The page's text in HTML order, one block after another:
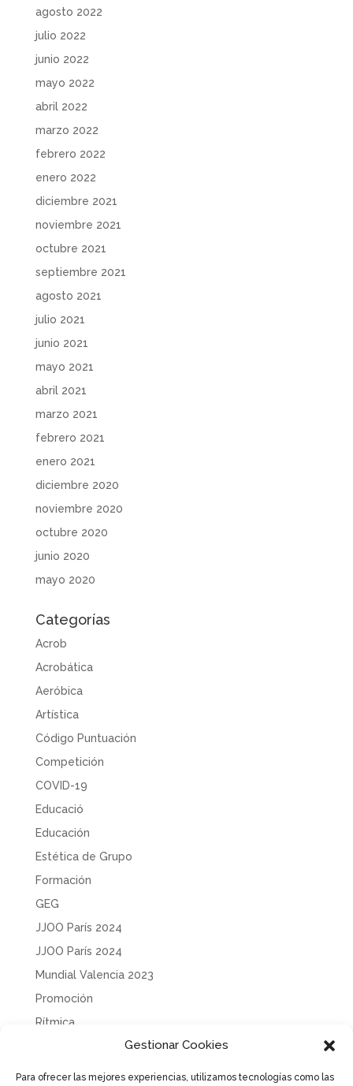
Gestionar Cookies
Para ofrecer las mejores experiencias, utilizamos tecnologías como las
agosto 2022
julio 2022
junio 2022
mayo 2022
abril 2022
marzo 2022
febrero 2022
enero 2022
diciembre 2021
noviembre 2021
octubre 2021
septiembre 2021
agosto 2021
julio 2021
junio 2021
mayo 2021
abril 2021
marzo 2021
febrero 2021
enero 2021
diciembre 2020
noviembre 2020
octubre 2020
junio 2020
mayo 2020
Categorías
Acrob
Acrobática
Aeróbica
Artística
Código Puntuación
Competición
COVID-19
Educació
Educación
Estética de Grupo
Formación
GEG
JJOO París 2024
JJOO París 2024
Mundial Valencia 2023
Promoción
Rítmica